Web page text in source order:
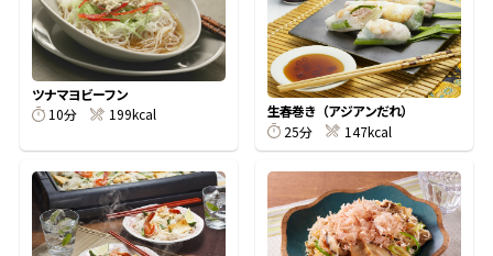
韓福善シリーズ
汁物レシピ
時短レシピ
おいしいレシピを商品から探す
かつお節レシピ
かつお節・だしをもっと知る
ヤマキ かつお節プラス®
かつお節・だしを楽しむ
だしコミュ
- ヤマキ かつお節プラス®
採用情報
- ジョブリターン制
コミュニティサイト
Global
ツナマヨビーフン
10分
199kcal
生春巻き（アジアンだれ）
25分
147kcal